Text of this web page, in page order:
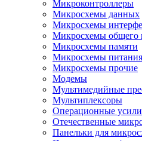
Микроконтроллеры
Микросхемы данных
Микросхемы
Микросхемы общего
Микросхемы памяти
Микросхемы питания
Микросхемы прочие
Модемы
Мультимедийные
Мультиплексоры
Операционные
Отечественные
Панельки для